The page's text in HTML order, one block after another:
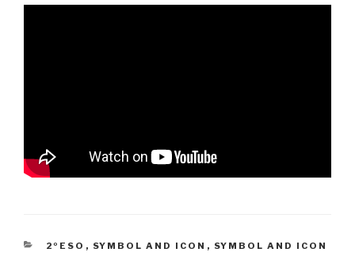
CATEGORÍAS
2ºESO , SYMBOL AND ICON , SYMBOL AND ICON